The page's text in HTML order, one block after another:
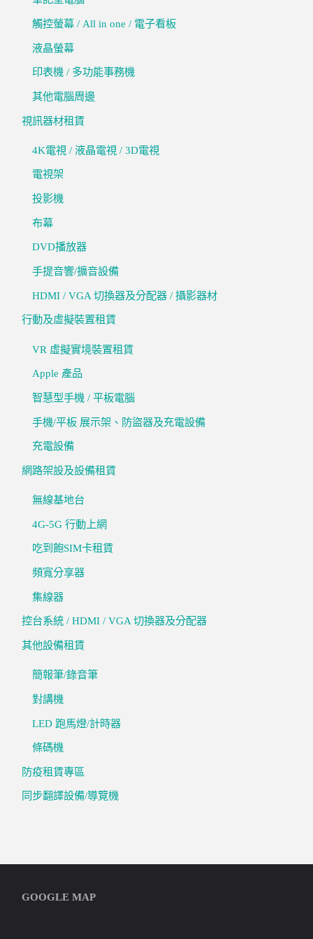
觸控螢幕 / All in one / 電子看板
液晶螢幕
印表機 / 多功能事務機
其他電腦周邊
視訊器材租賃
4K電視 / 液晶電視 / 3D電視
電視架
投影機
布幕
DVD播放器
手提音響/擴音設備
HDMI / VGA 切換器及分配器 / 攝影器材
行動及虛擬裝置租賃
VR 虛擬實境裝置租賃
Apple 產品
智慧型手機 / 平板電腦
手機/平板 展示架、防盜器及充電設備
充電設備
網路架設及設備租賃
無線基地台
4G-5G 行動上網
吃到飽SIM卡租賃
頻寬分享器
集線器
控台系統 / HDMI / VGA 切換器及分配器
其他設備租賃
簡報筆/錄音筆
對講機
LED 跑馬燈/計時器
條碼機
防疫租賃專區
同步翻譯設備/導覽機
GOOGLE MAP